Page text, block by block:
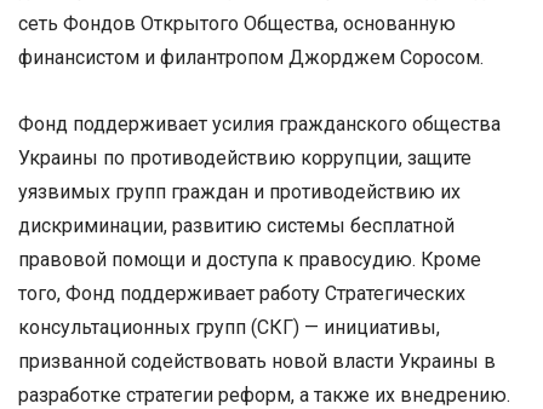
сеть Фондов Открытого Общества, основанную
финансистом и филантропом Джорджем Соросом.
Фонд поддерживает усилия гражданского общества
Украины по противодействию коррупции, защите
уязвимых групп граждан и противодействию их
дискриминации, развитию системы бесплатной
правовой помощи и доступа к правосудию. Кроме
того, Фонд поддерживает работу Стратегических
консультационных групп (СКГ) — инициативы,
призванной содействовать новой власти Украины в
разработке стратегии реформ, а также их внедрению.